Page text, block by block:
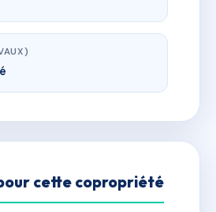
cette copropriété